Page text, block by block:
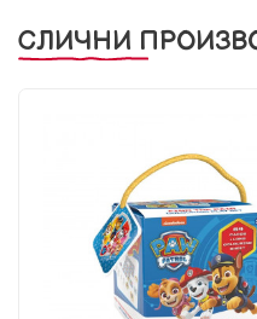
СЛИЧНИ